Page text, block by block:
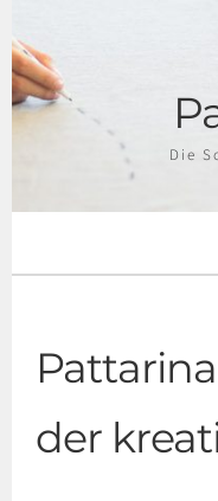
zum
Inhalt
Die
der